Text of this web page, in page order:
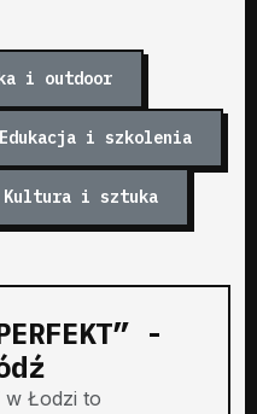
i outdoor
Edukacja i szkolenia
Kultura i sztuka
-
w Łodzi to